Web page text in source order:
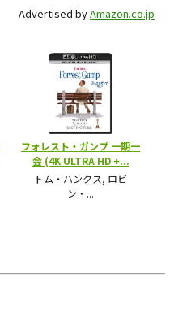
Advertised byAmazon.co.jp